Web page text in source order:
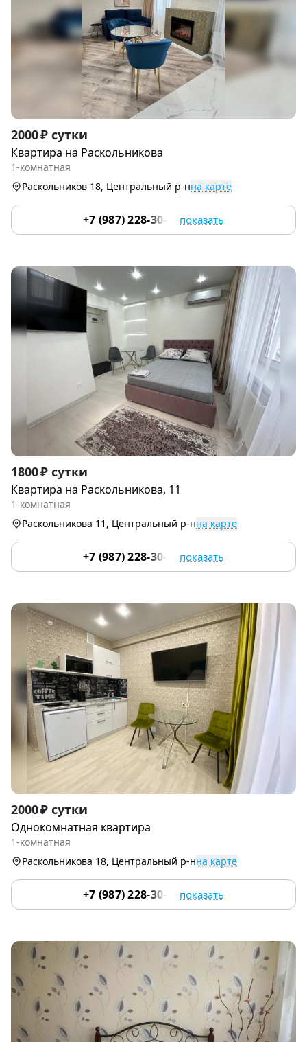
Item
1
of
2000 ₽ сутки
Квартира на Раскольникова
1-комнатная
Раскольников 18, Центральный р-нна карте
+7 (987) 228-30-64 показать
Item
1
of
1800 ₽ сутки
Квартира на Раскольникова, 11
1-комнатная
Раскольникова 11, Центральный р-нна карте
+7 (987) 228-30-64 показать
Item
1
of
9
2000 ₽ сутки
Однокомнатная квартира
1-комнатная
Раскольникова 18, Центральный р-нна карте
+7 (987) 228-30-64 показать